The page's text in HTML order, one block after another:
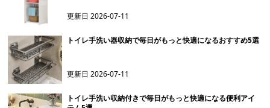
更新日2026-07-11
トイレ手洗い器収納で毎日がもっと快適になるおすすめ5選
更新日2026-07-11
トイレ手洗い収納付きで毎日がもっと快適になる便利アイ